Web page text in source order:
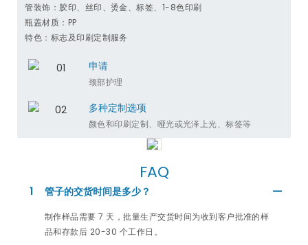
管装饰：胶印、丝印、烫金、标签、1-8色印刷
瓶盖材质：PP
特色：标志及印刷定制服务
申请
颈部护理
多种定制选项
颜色和印刷定制、哑光或光泽上光、标签等
FAQ
1 管子的交货时间是多少？
制作样品需要 7 天，批量生产交货时间为收到客户批准的样
品和存款后 20-30 个工作日。